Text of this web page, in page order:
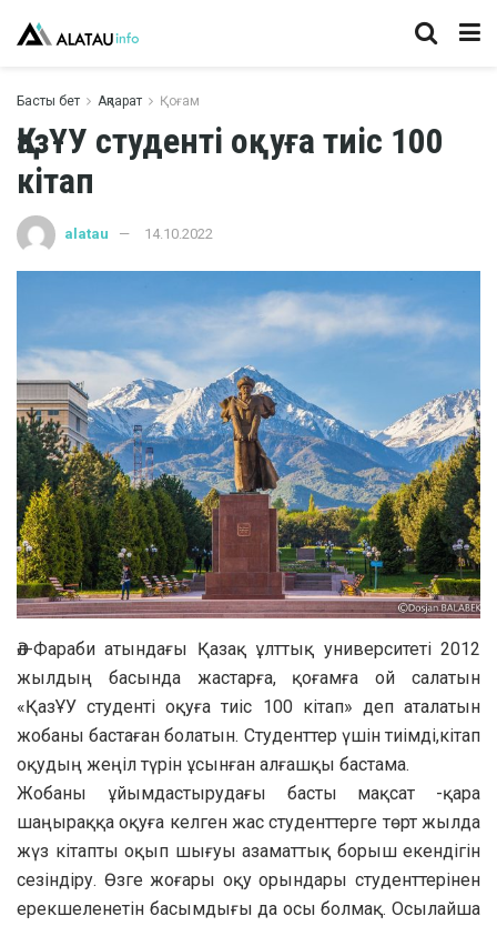
Басты бет Ақпарат Қоғам
ҚазҰУ студенті оқуға тиіс 100
кітап
alatau 14.10.2022
Әл-Фараби атындағы Қазақ ұлттық университеті 2012
жылдың басында жастарға, қоғамға ой салатын
«ҚазҰУ студенті оқуға тиіс 100 кітап» деп аталатын
жобаны бастаған болатын. Студенттер үшін тиімді,кітап
оқудың жеңіл түрін ұсынған алғашқы бастама.
Жобаны ұйымдастырудағы басты мақсат -қара
шаңыраққа оқуға келген жас студенттерге төрт жылда
жүз кітапты оқып шығуы азаматтық борыш екендігін
сезіндіру. Өзге жоғары оқу орындары студенттерінен
ерекшеленетін басымдығы да осы болмақ. Осылайша